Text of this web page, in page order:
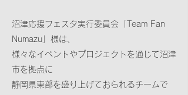
沼津応援フェスタ実行委員会「Team Fan
Numazu」様は、
様々なイベントやプロジェクトを通じて沼津
市を拠点に
静岡県東部を盛り上げておられるチームで